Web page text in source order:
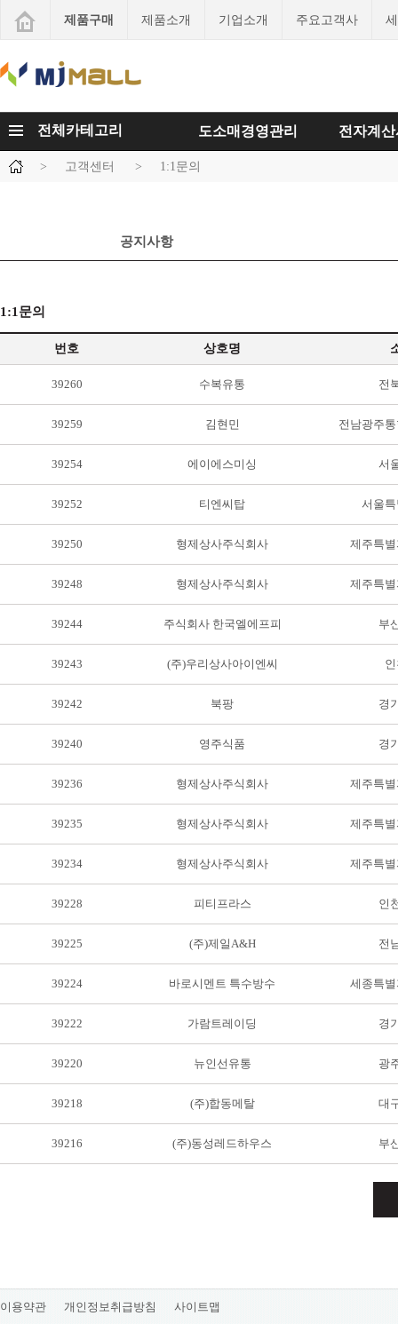
제품구매 제품소개 기업소개 주요고객사
전체카테고리 도소매경영관리 전자계
> 고객센터 > 1:1문의
공지사항
1:1문의
번호 상호명
39260 수복유통 전
39259 김현민 전남광주
39254 에이에스미싱 서
39252 티엔씨탑 서울
39250 형제상사주식회사 제주특
39248 형제상사주식회사 제주특
39244 주식회사 한국엘에프피 부
39243 (주)우리상사아이엔씨
39242 북팡 경
39240 영주식품 경
39236 형제상사주식회사 제주특
39235 형제상사주식회사 제주특
39234 형제상사주식회사 제주특
39228 피티프라스 인
39225 (주)제일A&H 전
39224 바로시멘트 특수방수 세종특
39222 가람트레이딩 경
39220 뉴인선유통 광
39218 (주)합동메탈 대
39216 (주)동성레드하우스 부
이용약관 개인정보취급방침 사이트맵